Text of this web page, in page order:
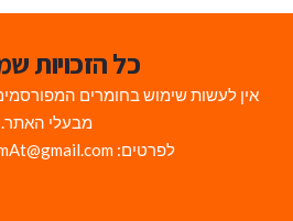
כל הזכויות
אין לעשות שימוש בחומרים
מבעלי האתר.
לפרטים: Avihai.ZoomAt@gmail.com